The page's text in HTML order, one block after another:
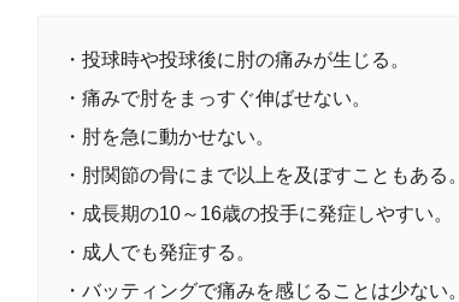
・投球時や投球後に肘の痛みが生じる。
・痛みで肘をまっすぐ伸ばせない。
・肘を急に動かせない。
・肘関節の骨にまで以上を及ぼすこともある。
・成長期の10～16歳の投手に発症しやすい。
・成人でも発症する。
・バッティングで痛みを感じることは少ない。